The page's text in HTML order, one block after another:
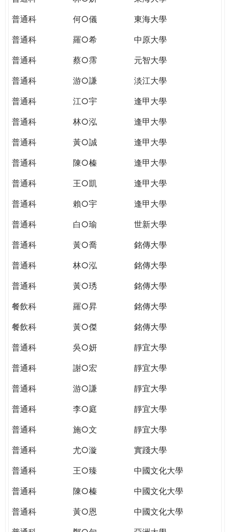
普通科
何○儀
東海大學
普通科
羅○希
中原大學
普通科
蔡○霈
元智大學
普通科
游○謙
淡江大學
普通科
江○宇
逢甲大學
普通科
林○泓
逢甲大學
普通科
黃○誠
逢甲大學
普通科
陳○榛
逢甲大學
普通科
王○凱
逢甲大學
普通科
賴○宇
逢甲大學
普通科
白○瑜
世新大學
普通科
黃○喬
銘傳大學
普通科
林○泓
銘傳大學
普通科
黃○琇
銘傳大學
餐飲科
羅○昇
銘傳大學
餐飲科
黃○傑
銘傳大學
普通科
吳○妍
靜宜大學
普通科
謝○宏
靜宜大學
普通科
游○謙
靜宜大學
普通科
李○庭
靜宜大學
普通科
施○文
靜宜大學
普通科
尤○漩
實踐大學
普通科
王○臻
中國文化大學
普通科
陳○榛
中國文化大學
普通科
黃○恩
中國文化大學